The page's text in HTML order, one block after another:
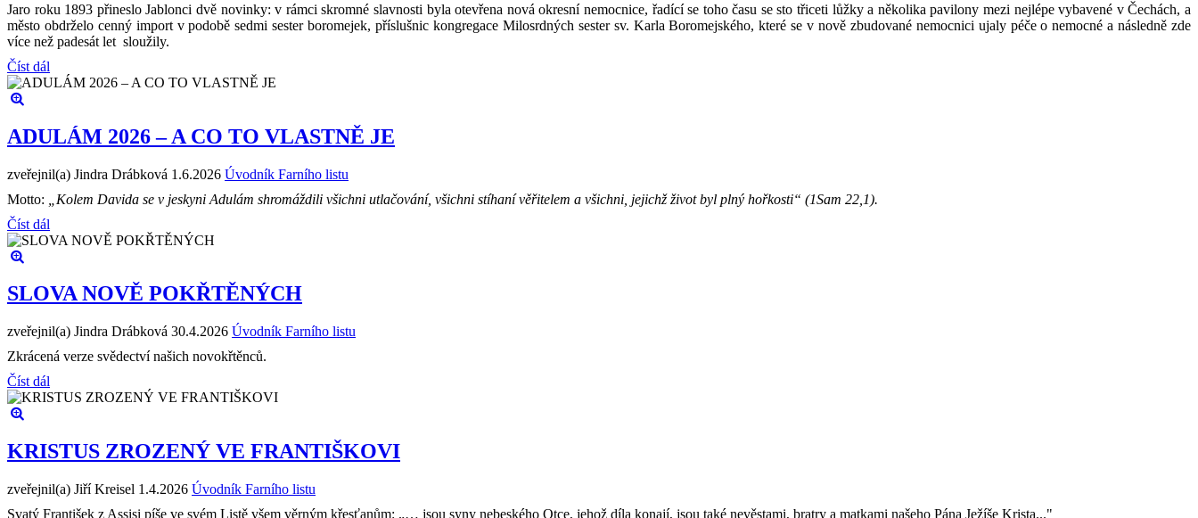
Jaro roku 1893 přineslo Jablonci dvě novinky: v rámci skromné slavnosti byla otevřena nová okresní nemocnice, řadící se toho času se sto třiceti lůžky a několika pavilony mezi nejlépe vybavené v Čechách, a
město obdrželo cenný import v podobě sedmi sester boromejek, příslušnic kongregace Milosrdných sester sv. Karla Boromejského, které se v nově zbudované nemocnici ujaly péče o nemocné a následně zde
více než padesát let sloužily.
Číst dál
ADULÁM 2026 – A CO TO VLASTNĚ JE
zveřejnil(a) Jindra Drábková 1.6.2026 Úvodník Farního listu
Motto:
„Kolem Davida se v jeskyni Adulám shromáždili všichni utlačování, všichni stíhaní věřitelem a všichni, jejichž život byl plný hořkosti“ (1Sam 22,1).
Číst dál
SLOVA NOVĚ POKŘTĚNÝCH
zveřejnil(a) Jindra Drábková 30.4.2026 Úvodník Farního listu
Zkrácená verze svědectví našich novokřtěnců.
Číst dál
KRISTUS ZROZENÝ VE FRANTIŠKOVI
zveřejnil(a) Jiří Kreisel 1.4.2026 Úvodník Farního listu
Svatý František z Assisi píše ve svém Listě všem věrným křesťanům: „… jsou syny nebeského Otce, jehož díla konají, jsou také nevěstami, bratry a matkami našeho Pána Ježíše Krista..."